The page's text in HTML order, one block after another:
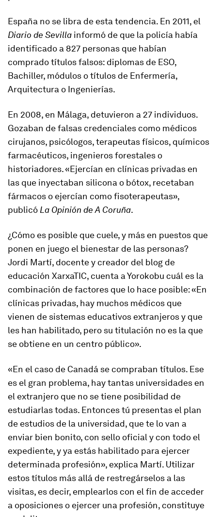
España no se libra de esta tendencia. En 2011, el
Diario de Sevilla informó de que la policía había
identificado a 827 personas que habían
comprado títulos falsos: diplomas de ESO,
Bachiller, módulos o títulos de Enfermería,
Arquitectura o Ingenierías.
En 2008, en Málaga, detuvieron a 27 individuos.
Gozaban de falsas credenciales como médicos
cirujanos, psicólogos, terapeutas físicos, químicos
farmacéuticos, ingenieros forestales o
historiadores. «Ejercían en clínicas privadas en
las que inyectaban silicona o bótox, recetaban
fármacos o ejercían como fisoterapeutas»,
publicó La Opinión de A Coruña.
¿Cómo es posible que cuele, y más en puestos que
ponen en juego el bienestar de las personas?
Jordi Martí, docente y creador del blog de
educación XarxaTIC, cuenta a Yorokobu cuál es la
combinación de factores que lo hace posible: «En
clínicas privadas, hay muchos médicos que
vienen de sistemas educativos extranjeros y que
les han habilitado, pero su titulación no es la que
se obtiene en un centro público».
«En el caso de Canadá se compraban títulos. Ese
es el gran problema, hay tantas universidades en
el extranjero que no se tiene posibilidad de
estudiarlas todas. Entonces tú presentas el plan
de estudios de la universidad, que te lo van a
enviar bien bonito, con sello oficial y con todo el
expediente, y ya estás habilitado para ejercer
determinada profesión», explica Martí. Utilizar
estos títulos más allá de restregárselos a las
visitas, es decir, emplearlos con el fin de acceder
a oposiciones o ejercer una profesión, constituye